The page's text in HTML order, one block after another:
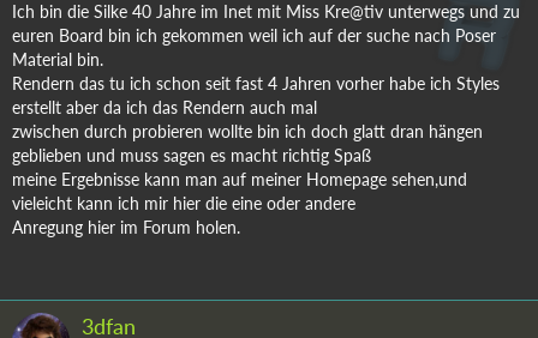
Ich bin die Silke 40 Jahre im Inet mit Miss Kre@tiv unterwegs und zu
euren Board bin ich gekommen weil ich auf der suche nach Poser
Material bin.
Rendern das tu ich schon seit fast 4 Jahren vorher habe ich Styles
erstellt aber da ich das Rendern auch mal
zwischen durch probieren wollte bin ich doch glatt dran hängen
geblieben und muss sagen es macht richtig Spaß
meine Ergebnisse kann man auf meiner Homepage sehen,und
vieleicht kann ich mir hier die eine oder andere
Anregung hier im Forum holen.
3dfan